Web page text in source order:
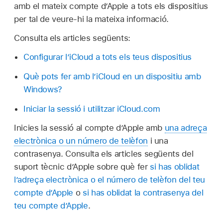
amb el mateix compte d’Apple a tots els dispositius
per tal de veure-hi la mateixa informació.
Consulta els articles següents:
Configurar l’iCloud a tots els teus dispositius
Què pots fer amb l’iCloud en un dispositiu amb
Windows?
Iniciar la sessió i utilitzar iCloud.com
Inicies la sessió al compte d’Apple amb una adreça
electrònica o un número de telèfon i una
contrasenya. Consulta els articles següents del
suport tècnic d’Apple sobre què fer si has oblidat
l’adreça electrònica o el número de telèfon del teu
compte d’Apple o si has oblidat la contrasenya del
teu compte d’Apple.